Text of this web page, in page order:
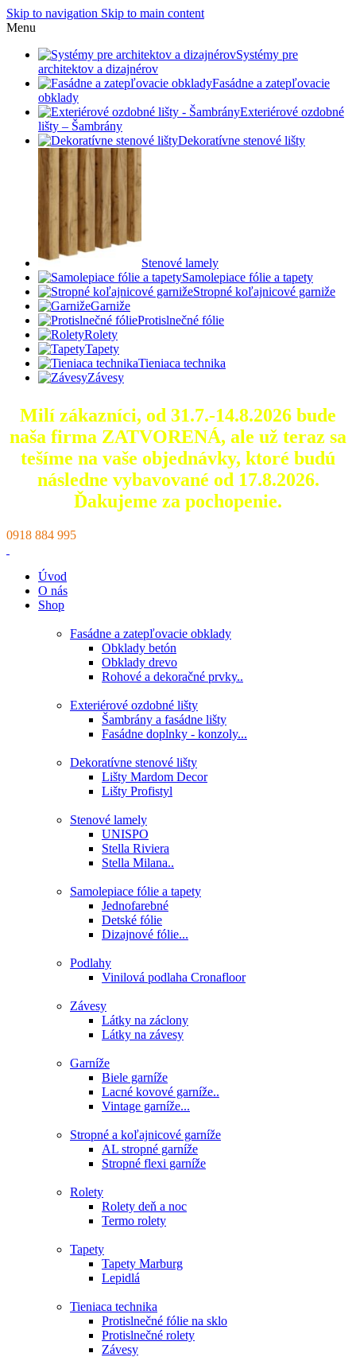
Skip to navigation Skip to main content
Menu
Systémy pre
architektov a dizajnérov
Fasádne a zatepľovacie
obklady
Exteriérové ozdobné
lišty – Šambrány
Dekoratívne stenové lišty
Stenové lamely
Samolepiace fólie a tapety
Stropné koľajnicové garniže
Garniže
Protislnečné fólie
Rolety
Tapety
Tieniaca technika
Závesy
Milí zákazníci, od 31.7.-14.8.2026 bude
naša firma ZATVORENÁ, ale už teraz sa
tešíme na vaše objednávky, ktoré budú
následne vybavované od 17.8.2026.
Ďakujeme za pochopenie.
0918 884 995
Úvod
O nás
Shop
Fasádne a zatepľovacie obklady
Obklady betón
Obklady drevo
Rohové a dekoračné prvky..
Exteriérové ozdobné lišty
Šambrány a fasádne lišty
Fasádne doplnky - konzoly...
Dekoratívne stenové lišty
Lišty Mardom Decor
Lišty Profistyl
Stenové lamely
UNISPO
Stella Riviera
Stella Milana..
Samolepiace fólie a tapety
Jednofarebné
Detské fólie
Dizajnové fólie...
Podlahy
Vinilová podlaha Cronafloor
Závesy
Látky na záclony
Látky na závesy
Garníže
Biele garníže
Lacné kovové garníže..
Vintage garníže...
Stropné a koľajnicové garníže
AL stropné garníže
Stropné flexi garníže
Rolety
Rolety deň a noc
Termo rolety
Tapety
Tapety Marburg
Lepidlá
Tieniaca technika
Protislnečné fólie na sklo
Protislnečné rolety
Závesy